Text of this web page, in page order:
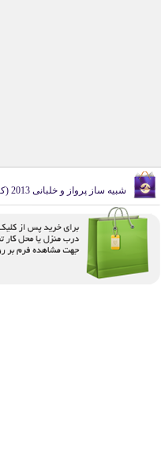
شبیه ساز پرواز و خلبانی 2013 (کاملا فارسی)